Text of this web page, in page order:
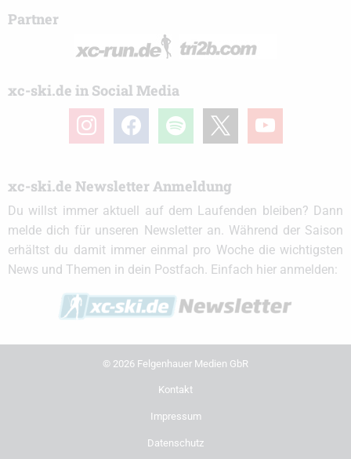
Partner
xc-ski.de in Social Media
instagramfacebook spotify youtube
xc-ski.de Newsletter Anmeldung
Du willst immer aktuell auf dem Laufenden bleiben? Dann
melde dich für unseren Newsletter an. Während der Saison
erhältst du damit immer einmal pro Woche die wichtigsten
News und Themen in dein Postfach. Einfach hier anmelden:
© 2026 Felgenhauer Medien GbR
Kontakt
Impressum
Datenschutz